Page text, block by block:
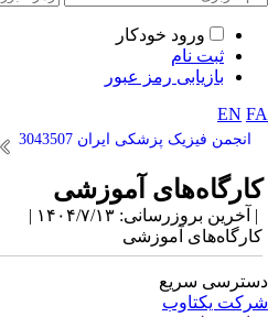
ورود خودکار
ثبت نام
بازیابی رمز عبور
EN
انجمن فیزیک پزشکی ایران 3043507
آموزشی
بروزرسانی: ۱۴۰۴/۷/۱۳ |
آموزشی
سریع
یکتاوب